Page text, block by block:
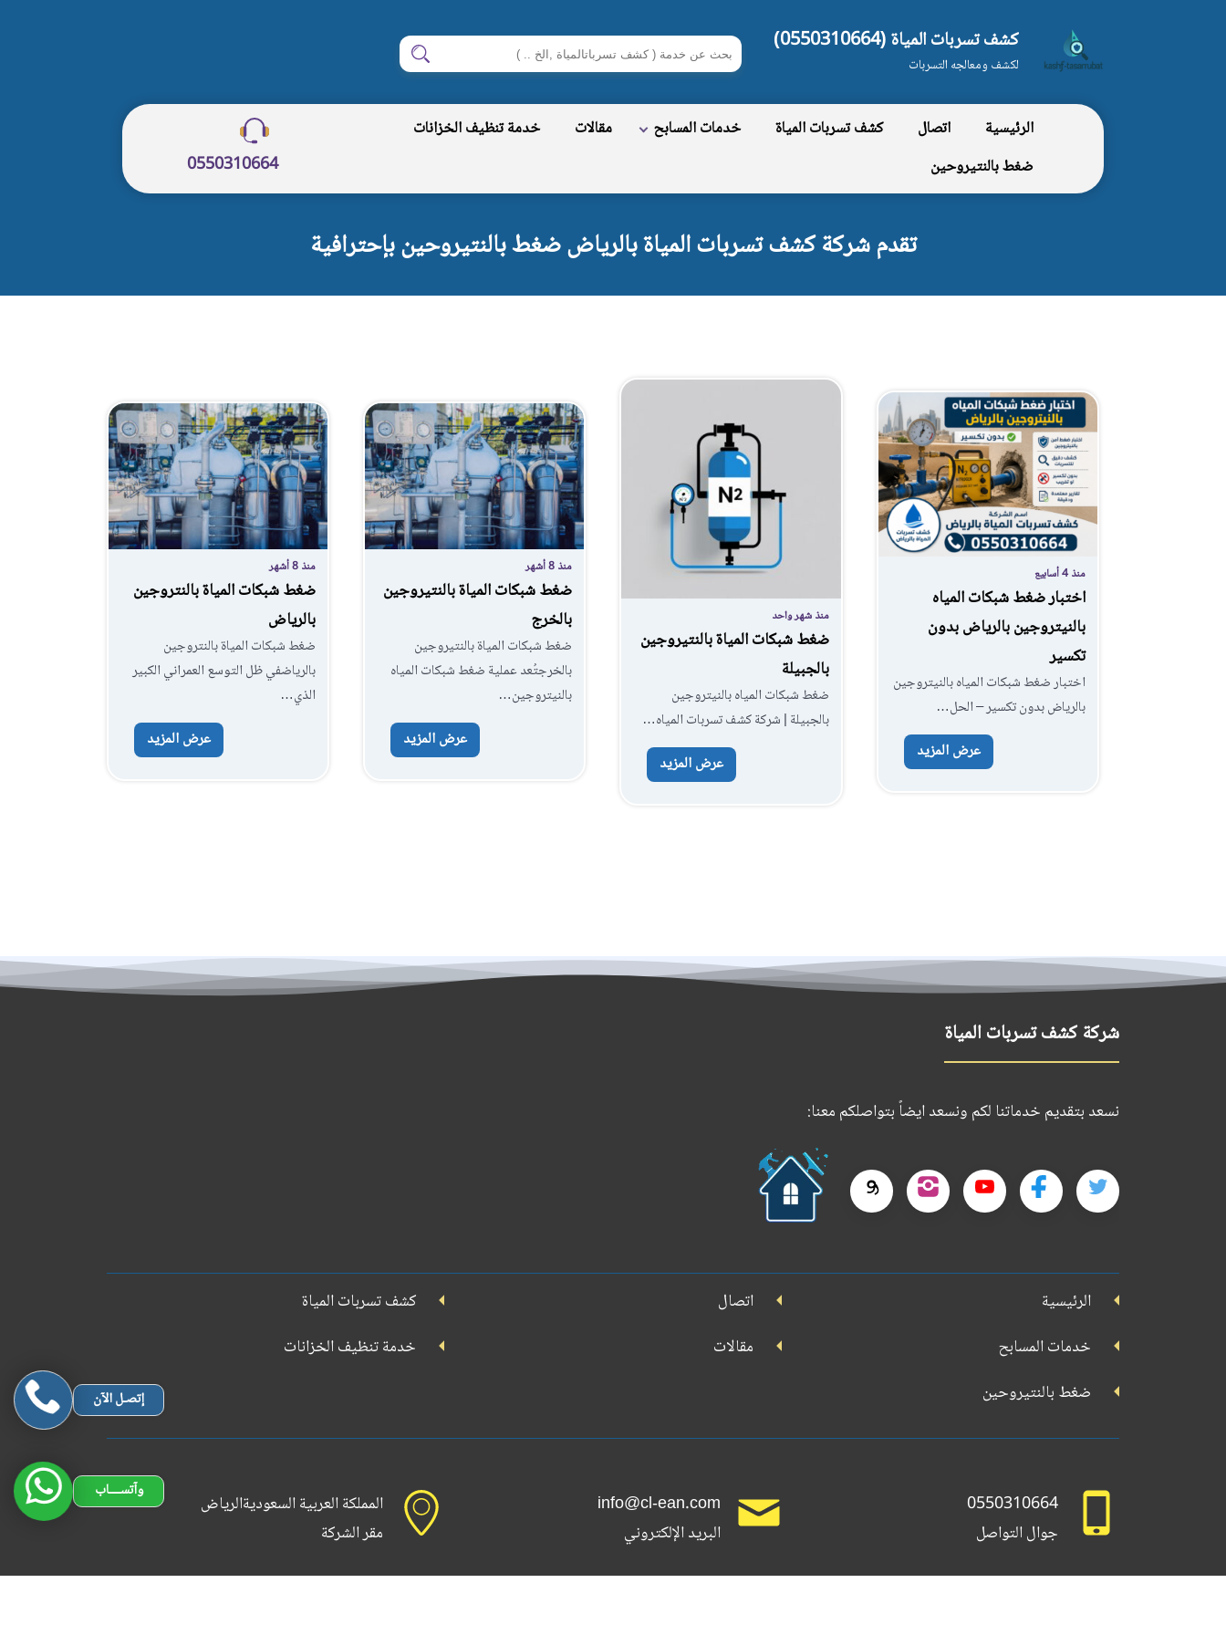
كشف تسربات المياة (0550310664)
لكشف ومعالجه التسربات
ابحث
في
شركة
كشف
المياة
ابحث
الرئيسية اتصال كشف تسربات المياة خدمات المسابح مقالات
خدمة تنظيف الخزانات
ضغط بالنتيروحين
0550310664
تقدم شركة كشف تسربات المياة بالرياض ضغط بالنتيروحين بإحترافية
منذ 4 أسابيع
اختبار ضغط شبكات المياه
بالنيتروجين بالرياض بدون
تكسير
اختبار ضغط شبكات المياه بالنيتروجين
بالرياض بدون تكسير – الحل…
عرض المزيد
منذ شهر واحد
ضغط شبكات المياة بالنتيروجين
بالجبيلة
ضغط شبكات المياه بالنيتروجين
بالجبيلة | شركة كشف تسربات المياه…
عرض المزيد
منذ 8 أشهر
ضغط شبكات المياة بالنتيروجين
بالخرج
ضغط شبكات المياة بالنتيروجين
بالخرجتُعد عملية ضغط شبكات المياه
بالنيتروجين…
عرض المزيد
منذ 8 أشهر
ضغط شبكات المياة بالنتروجين
بالرياض
ضغط شبكات المياة بالنتروجين
بالرياضفي ظل التوسع العمراني الكبير
الذي…
عرض المزيد
شركة كشف تسربات المياة
نسعد بتقديم خدماتنا لكم ونسعد ايضاً بتواصلكم معنا:
تابعنا
تويتر
تابعنا
فيسبوك
تابعنا
يوتيوب
تابعنا
إنستجرام
تابعنا
Threads
بلاي
الرئيسية
اتصال
كشف تسربات المياة
خدمات المسابح
مقالات
خدمة تنظيف الخزانات
ضغط بالنتيروحين
0550310664
جوال التواصل
info@cl-ean.com
البريد الإلكتروني
المملكة العربية السعوديةالرياض
مقر الشركة
إتصـل الآن
وآتســــاب